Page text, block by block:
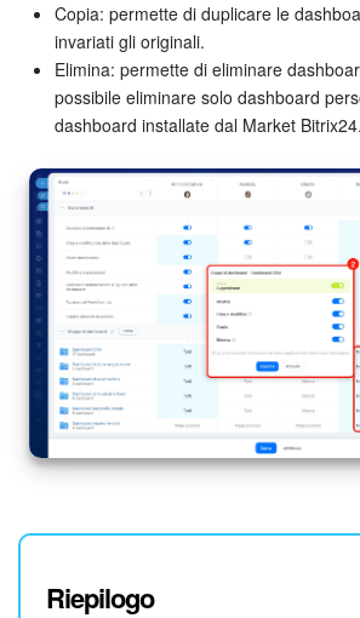
Copia: permette di duplicare le
invariati gli originali.
Elimina: permette di eliminare
possibile eliminare solo dashboard
dashboard installate dal Market Bitrix24.
Riepilogo